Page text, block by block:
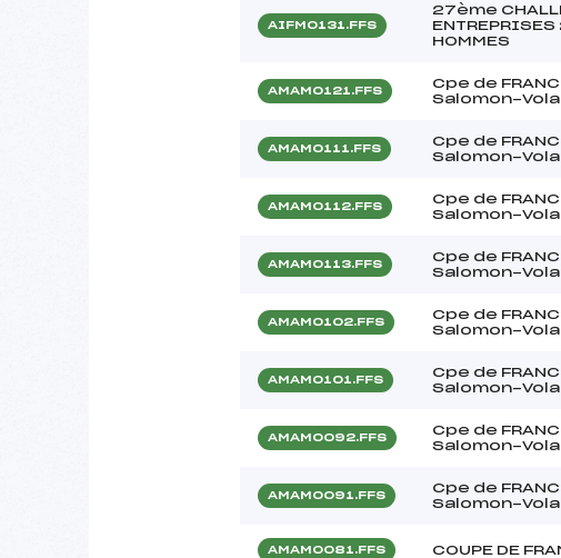
AIFM0131.FFS
27ème
HOMMES
AMAM0121.FFS
Cpe de
Salomon-Vola
AMAM0111.FFS
Cpe de
Salomon-Vola
AMAM0112.FFS
Cpe de
Salomon-Vola
AMAM0113.FFS
Cpe de
Salomon-Vola
AMAM0102.FFS
Cpe de
Salomon-Vola
AMAM0101.FFS
Cpe de
Salomon-Vola
AMAM0092.FFS
Cpe de
Salomon-Vola
AMAM0091.FFS
Cpe de
Salomon-Vola
AMAM0081.FFS COUPE DE